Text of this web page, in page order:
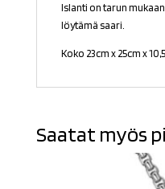
Islanti on tarun
löytämä saari.
Koko 23cm x 25cm x
Saatat myös